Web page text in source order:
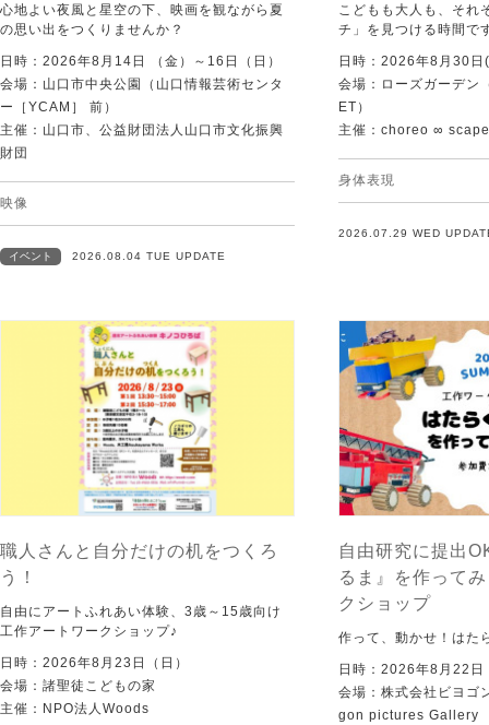
心地よい夜風と星空の下、映画を観ながら夏
の思い出をつくりませんか？
日時：2026年8月14日 （金）～16日（日）
会場：山口市中央公園（山口情報芸術センタ
ー［YCAM］ 前）
主催：山口市、公益財団法人山口市文化振興
財団
映像
イベント 2026.08.04 TUE UPDATE
こどもも大人も、それ
チ」を見つける時間で
日時：2026年8月30日
会場：ローズガーデン
ET）
主催：choreo ∞ scape
身体表現
2026.07.29 WED
職人さんと自分だけの机をつくろ
う！
自由にアートふれあい体験、3歳～15歳向け
工作アートワークショップ♪
日時：2026年8月23日（日）
会場：諸聖徒こどもの家
主催：NPO法人Woods
自由研究に提出
るま』を作って
クショップ
作って、動かせ！はた
日時：2026年8月22日
会場：株式会社ビヨ
gon pictures Gallery